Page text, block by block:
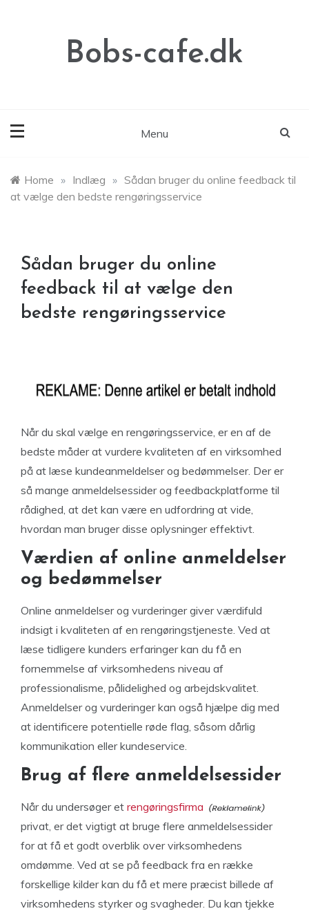
Bobs-cafe.dk
Menu
Home » Indlæg » Sådan bruger du online feedback til
at vælge den bedste rengøringsservice
Sådan bruger du online
feedback til at vælge den
bedste rengøringsservice
Når du skal vælge en rengøringsservice, er en af de
bedste måder at vurdere kvaliteten af en virksomhed
på at læse kundeanmeldelser og bedømmelser. Der er
så mange anmeldelsessider og feedbackplatforme til
rådighed, at det kan være en udfordring at vide,
hvordan man bruger disse oplysninger effektivt.
Værdien af online anmeldelser
og bedømmelser
Online anmeldelser og vurderinger giver værdifuld
indsigt i kvaliteten af en rengøringstjeneste. Ved at
læse tidligere kunders erfaringer kan du få en
fornemmelse af virksomhedens niveau af
professionalisme, pålidelighed og arbejdskvalitet.
Anmeldelser og vurderinger kan også hjælpe dig med
at identificere potentielle røde flag, såsom dårlig
kommunikation eller kundeservice.
Brug af flere anmeldelsessider
Når du undersøger et rengøringsfirma
privat, er det vigtigt at bruge flere anmeldelsessider
for at få et godt overblik over virksomhedens
omdømme. Ved at se på feedback fra en række
forskellige kilder kan du få et mere præcist billede af
virksomhedens styrker og svagheder. Du kan tjekke